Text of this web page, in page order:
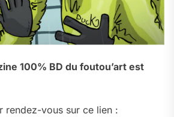
100% BD du foutou’art est
rendez-vous sur ce lien :